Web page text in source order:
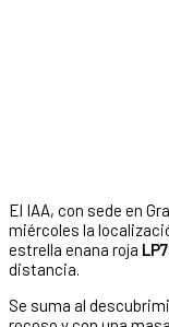
El IAA, con sede en
miércoles la
estrella enana roja
distancia.
Se suma al